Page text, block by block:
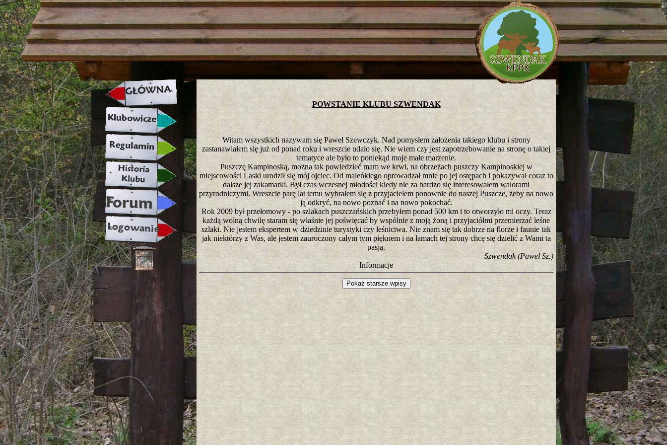
strona w naprawie zapraszamy jutro ;)
POWSTANIE KLUBU SZWENDAK
Witam wszystkich nazywam się Paweł Szewczyk. Nad pomysłem założenia takiego klubu i strony
zastanawiałem się już od ponad roku i wreszcie udało się. Nie wiem czy jest zapotrzebowanie na stronę o takiej
tematyce ale było to poniekąd moje małe marzenie.
Puszczę Kampinoską, można tak powiedzieć mam we krwi, na obrzeżach puszczy Kampinoskiej w
miejscowości Laski urodził się mój ojciec. Od maleńkiego oprowadzał mnie po jej ostępach i pokazywał coraz to
dalsze jej zakamarki. Był czas wczesnej młodości kiedy nie za bardzo się interesowałem walorami
przyrodniczymi. Wreszcie parę lat temu wybrałem się z przyjacielem ponownie do naszej Puszcze, żeby na nowo
ją odkryć, na nowo poznać i na nowo pokochać.
Rok 2009 był przełomowy - po szlakach puszczańskich przebyłem ponad 500 km i to otworzyło mi oczy. Teraz
każdą wolną chwilę staram się właśnie jej poświęcać by wspólnie z moją żoną i przyjaciółmi przemierzać leśne
szlaki. Nie jestem ekspertem w dziedzinie turystyki czy leśnictwa. Nie znam się tak dobrze na florze i faunie tak
jak niektórzy z Was, ale jestem zauroczony całym tym pięknem i na łamach tej strony chcę się dzielić z Wami ta
pasją.
Szwendak (Paweł Sz.)
Informacje